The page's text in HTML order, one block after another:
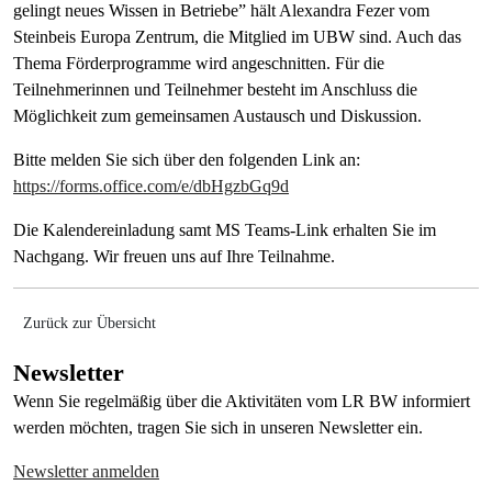
gelingt neues Wissen in Betriebe” hält Alexandra Fezer vom
Steinbeis Europa Zentrum, die Mitglied im UBW sind. Auch das
Thema Förderprogramme wird angeschnitten. Für die
Teilnehmerinnen und Teilnehmer besteht im Anschluss die
Möglichkeit zum gemeinsamen Austausch und Diskussion.
Bitte melden Sie sich über den folgenden Link an:
https://forms.office.com/e/dbHgzbGq9d
Die Kalendereinladung samt MS Teams-Link erhalten Sie im
Nachgang. Wir freuen uns auf Ihre Teilnahme.
Zurück zur Übersicht
Newsletter
Wenn Sie regelmäßig über die Aktivitäten vom LR BW informiert
werden möchten, tragen Sie sich in unseren Newsletter ein.
Newsletter anmelden